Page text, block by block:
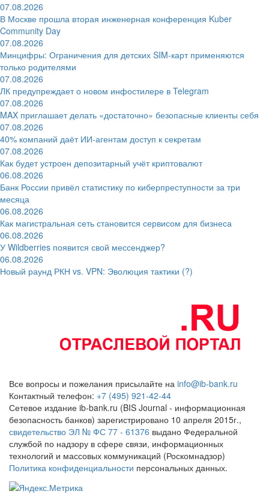
07.08.2026
В Москве прошла вторая инженерная конференция Kuber
Community Day
07.08.2026
Минцифры: Ограничения для детских SIM-карт применяются
только родителями
07.08.2026
ЛК предупреждает о новом инфостилере в Telegram
07.08.2026
MAX приглашает делать «достаточно» безопасные клиенты себя
07.08.2026
40% компаний даёт ИИ‑агентам доступ к секретам
07.08.2026
Как будет устроен депозитарный учёт криптовалют
06.08.2026
Банк России привёл статистику по киберпреступности за три
месяца
06.08.2026
Как магистральная сеть становится сервисом для бизнеса
06.08.2026
У Wildberries появится свой мессенджер?
06.08.2026
Новый раунд РКН vs. VPN: Эволюция тактики (?)
Все вопросы и пожелания присылайте на info@ib-bank.ru
Контактный телефон: +7 (495) 921-42-44
Сетевое издание ib-bank.ru (BIS Journal - информационная
безопасность банков) зарегистрировано 10 апреля 2015г.,
свидетельство ЭЛ № ФС 77 - 61376 выдано Федеральной
службой по надзору в сфере связи, информационных
технологий и массовых коммуникаций (Роскомнадзор)
Политика конфиденциальности персональных данных.